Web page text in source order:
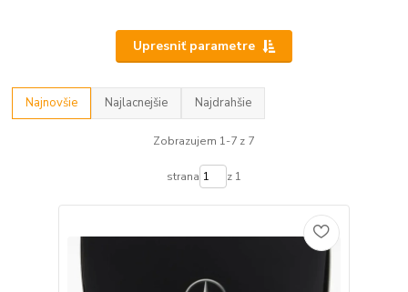
Upresniť parametre
Najnovšie Najlacnejšie Najdrahšie
Zobrazujem 1-7 z 7
strana z 1